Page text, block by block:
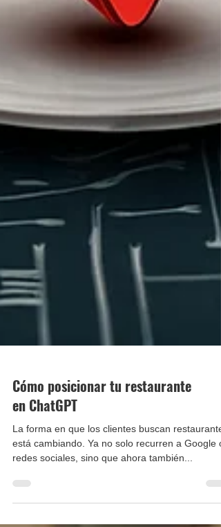
Cómo posicionar tu restaurante
en ChatGPT
La forma en que los clientes buscan
redes sociales, sino que ahora también...